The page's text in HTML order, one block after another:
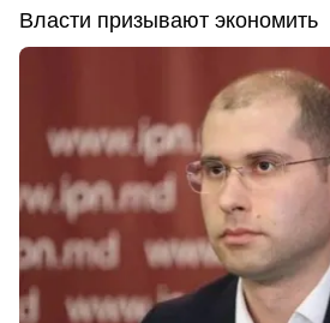
Власти призывают экономить